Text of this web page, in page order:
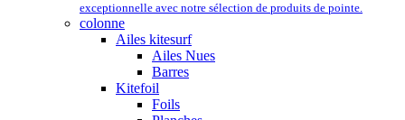
exceptionnelle avec notre sélection de produits de pointe.
colonne
Ailes kitesurf
Ailes Nues
Barres
Kitefoil
Foils